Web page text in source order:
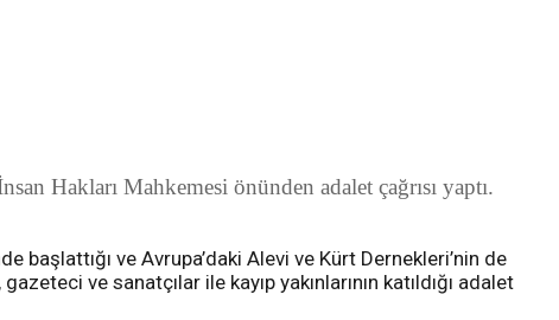
Hakları Mahkemesi önünden adalet çağrısı yaptı.
başlattığı ve Avrupa’daki Alevi ve Kürt Dernekleri’nin de
ve sanatçılar ile kayıp yakınlarının katıldığı adalet